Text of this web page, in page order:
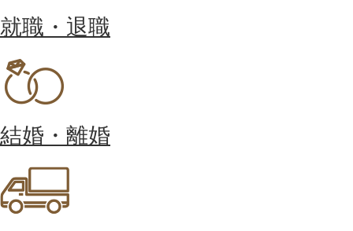
就職・退職
結婚・離婚